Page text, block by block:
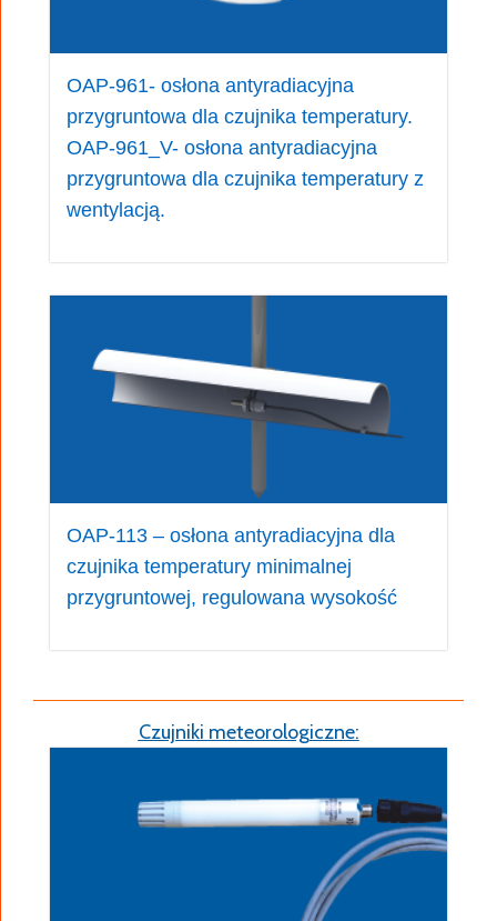
OAP-961- osłona antyradiacyjna
przygruntowa dla czujnika temperatury.
OAP-961_V- osłona antyradiacyjna
przygruntowa dla czujnika temperatury z
wentylacją.
OAP-113 – osłona antyradiacyjna dla
czujnika temperatury minimalnej
przygruntowej, regulowana wysokość
Czujniki meteorologiczne: